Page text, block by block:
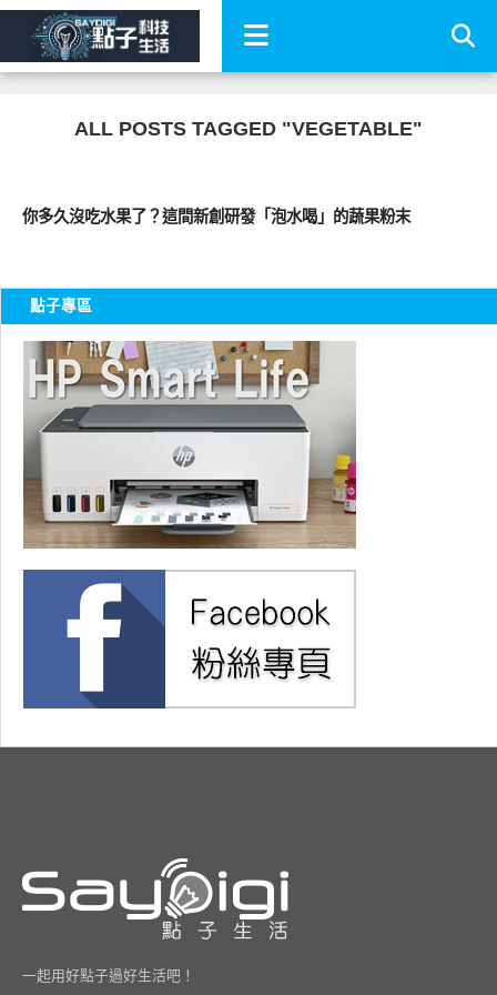
ALL POSTS TAGGED "VEGETABLE"
你多久沒吃水果了？這間新創研發「泡水喝」的蔬果粉末
點子專區
一起用好點子過好生活吧！